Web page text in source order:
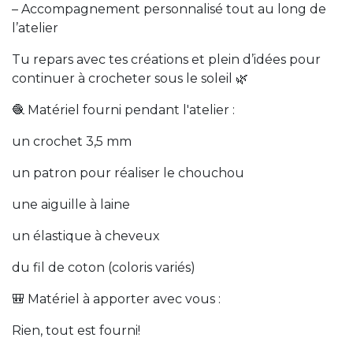
– Accompagnement personnalisé tout au long de
l’atelier
Tu repars avec tes créations et plein d’idées pour
continuer à crocheter sous le soleil 🌿
🧶 Matériel fourni pendant l'atelier :
un crochet 3,5 mm
un patron pour réaliser le chouchou
une aiguille à laine
un élastique à cheveux
du fil de coton (coloris variés)
🎒 Matériel à apporter avec vous :
Rien, tout est fourni!